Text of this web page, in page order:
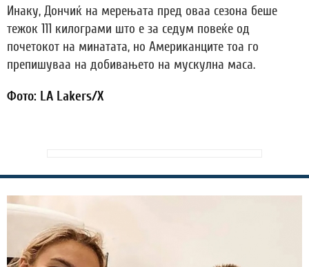
Инаку, Дончиќ на мерењата пред оваа сезона беше
тежок 111 килограми што е за седум повеќе од
почетокот на минатата, но Американците тоа го
препишуваа на добивањето на мускулна маса.
Фото: LA Lakers/X